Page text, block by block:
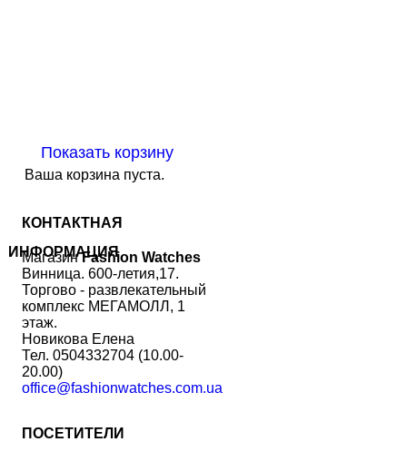
Показать корзину
Ваша корзина пуста.
КОНТАКТНАЯ
ИНФОРМАЦИЯ
МагазинFashion Watches
Винница. 600-летия,17.
Торгово - развлекательный
комплекс МЕГАМОЛЛ, 1
этаж.
Новикова Елена
Тел. 0504332704 (10.00-
20.00)
office@fashionwatches.com.ua
ПОСЕТИТЕЛИ